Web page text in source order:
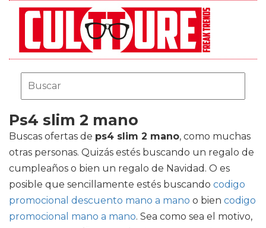
Ps4 slim 2 mano
Buscas ofertas de ps4 slim 2 mano, como muchas
otras personas. Quizás estés buscando un regalo de
cumpleaños o bien un regalo de Navidad. O es
posible que sencillamente estés buscando codigo
promocional descuento mano a mano o bien codigo
promocional mano a mano. Sea como sea el motivo,